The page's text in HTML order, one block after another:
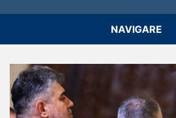
NAVIGARE